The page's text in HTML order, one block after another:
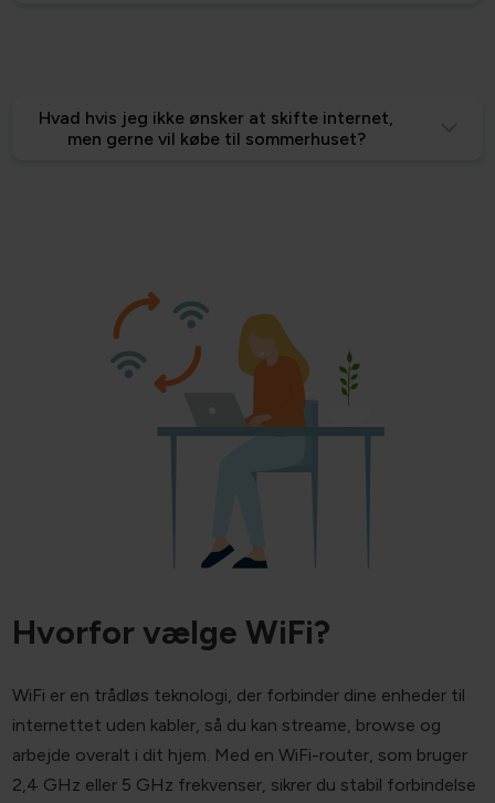
Hvad hvis jeg ikke ønsker at skifte internet,
men gerne vil købe til sommerhuset?
Hvorfor vælge WiFi?
WiFi er en trådløs teknologi, der forbinder dine enheder til
internettet uden kabler, så du kan streame, browse og
arbejde overalt i dit hjem. Med en WiFi-router, som bruger
2,4 GHz eller 5 GHz frekvenser, sikrer du stabil forbindelse